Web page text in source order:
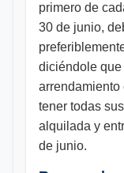
primero de
30 de junio,
diciéndole que
arrendamiento
tener todas
alquilada y
de junio.